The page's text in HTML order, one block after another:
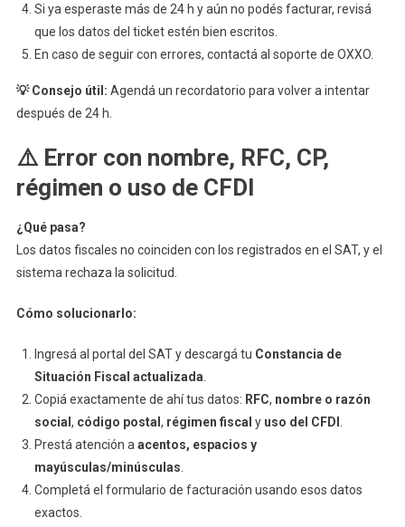
Si ya esperaste más de 24 h y aún no podés facturar, revisá
que los datos del ticket estén bien escritos.
En caso de seguir con errores, contactá al soporte de OXXO.
💡 Consejo útil: Agendá un recordatorio para volver a intentar
después de 24 h.
⚠️ Error con nombre, RFC, CP,
régimen o uso de CFDI
¿Qué pasa?
Los datos fiscales no coinciden con los registrados en el SAT, y el
sistema rechaza la solicitud.
Cómo solucionarlo:
Ingresá al portal del SAT y descargá tu Constancia de
Situación Fiscal actualizada
Copiá exactamente de ahí tus datos: RFC, nombre o razón
social , código postal , régimen fiscal y uso del CFDI
Prestá atención a acentos, espacios y
mayúsculas/minúsculas
Completá el formulario de facturación usando esos datos
exactos.